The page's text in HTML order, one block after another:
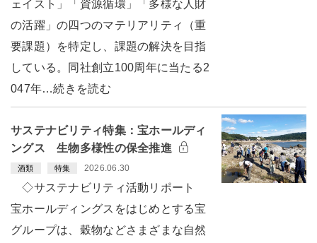
ェイスト」「資源循環」「多様な人財
の活躍」の四つのマテリアリティ（重
要課題）を特定し、課題の解決を目指
している。同社創立100周年に当たる2
047年…続きを読む
サステナビリティ特集：宝ホールディ
ングス 生物多様性の保全推進
酒類 特集 2026.06.30
◇サステナビリティ活動リポート
宝ホールディングスをはじめとする宝
グループは、穀物などさまざまな自然